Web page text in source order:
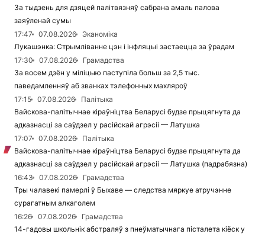
За тыдзень для дзяцей палітвязняў сабрана амаль палова
заяўленай сумы
17:47
07.08.2026
Эканоміка
Лукашэнка: Стрымліванне цэн і інфляцыі застаецца за ўрадам
17:30
07.08.2026
Грамадства
За восем дзён у міліцыю паступіла больш за 2,5 тыс.
паведамленняў аб званках тэлефонных махляроў
17:15
07.08.2026
Палітыка
Вайскова-палітычнае кіраўніцтва Беларусі будзе прыцягнута да
адказнасці за саўдзел у расійскай агрэсіі — Латушка
17:07
07.08.2026
Палітыка
Вайскова-палітычнае кіраўніцтва Беларусі будзе прыцягнута да
адказнасці за саўдзел у расійскай агрэсіі — Латушка (падрабязна)
16:43
07.08.2026
Грамадства
Тры чалавекі памерлі ў Быхаве — следства мяркуе атручэнне
сурагатным алкаголем
16:26
07.08.2026
Грамадства
14-гадовы школьнік абстраляў з пнеўматычнага пісталета кіёск у